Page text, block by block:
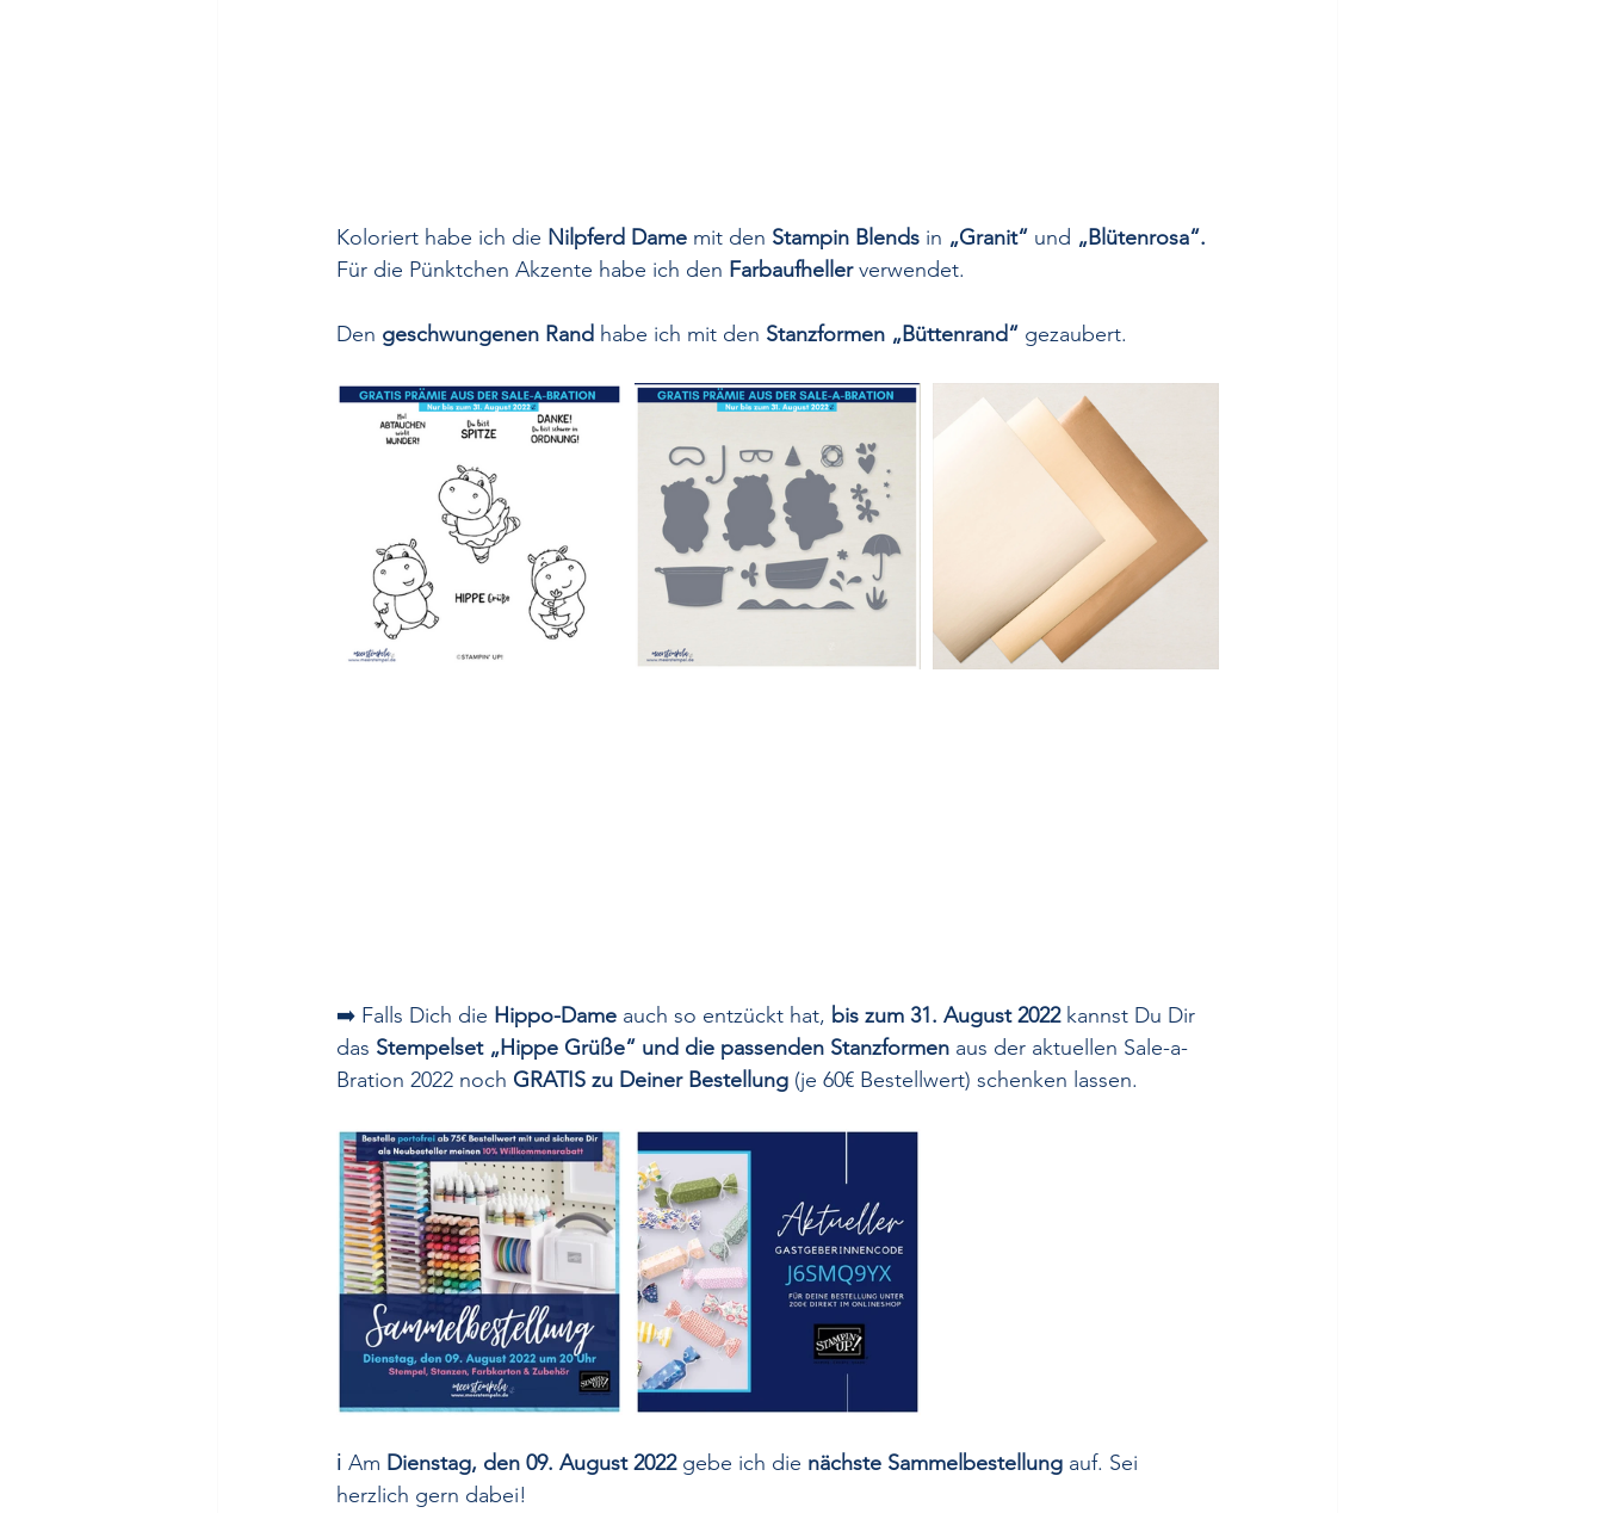
Koloriert habe ich die Nilpferd Dame mit den Stampin Blends in „Granit“ und „Blütenrosa“.
Für die Pünktchen Akzente habe ich den Farbaufheller verwendet.
Den geschwungenen Rand habe ich mit den Stanzformen „Büttenrand“ gezaubert.
➡️ Falls Dich die Hippo-Dame auch so entzückt hat, bis zum 31. August 2022 kannst Du Dir
das Stempelset „Hippe Grüße“ und die passenden Stanzformen aus der aktuellen Sale-a-
Bration 2022 noch GRATIS zu Deiner Bestellung (je 60€ Bestellwert) schenken lassen.
ℹ️ Am Dienstag, den 09. August 2022 gebe ich die nächste Sammelbestellung auf. Sei
herzlich gern dabei!